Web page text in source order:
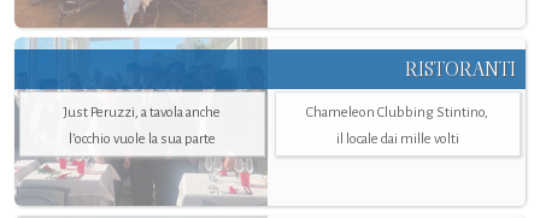
RISTORANTI
Just Peruzzi, a tavola anche
l’occhio vuole la sua parte
Chameleon Clubbing Stintino,
il locale dai mille volti